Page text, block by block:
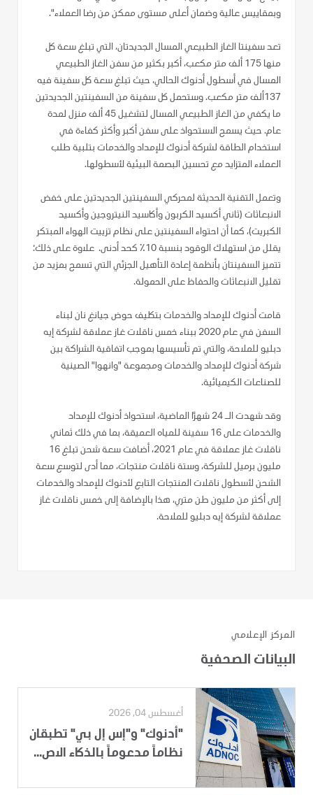
وبمقاييس عالية وضمان أعلى مستوى ممكن من رضا العملاء".
تعد سفينتا الغاز الطبيعي المسال الجديدتان، التي تبلغ سعة كل
منها 175 ألف متر مكعب، أكبر بكثير من سفن الغاز الطبيعي
المسال في أسطول أدنوك الحالي، حيث تبلغ سعة كل سفينة فيه
137ألف متر مكعب. وستحمل كل سفينة من السفينتين الجديدتين
ما يكفي من الغاز الطبيعي المسال لتشغيل 45 ألف منزل لمدة
عام. حيث يسمح الاستحواذ على سفن أكبر وأكثر كفاءة في
استخدام الطاقة لشركة أدنوك للإمداد والخدمات بتلبية طلب
العملاء المتزايد مع تحسين البصمة البيئية لأسطولها.
وتعمل التقنية الحديثة لمحركي السفينتين الجديدتين على خفض
الانبعاثات (ثاني أكسيد الكربون وأكاسيد النيتروجين وأكسيد
الكبريت)، كما أن احتواء السفينتين على نظام تزييت الهواء المبتكر
يقلل من استهلاك الوقود بنسبة 10٪ كحد أدنى. علاوة على ذلك؛
تتميز السفينتان بأنظمة إعادة التأهيل الجزئي التي تسمح بمزيد من
تقليل الانبعاثات والحفاظ على الحمولة.
قامت أدنوك للإمداد والخدمات بتكليف حوض جيانغ نان لبناء
السفن في عام 2020 ببناء خمس ناقلات غاز عملاقة لشركة إيه
دبليو للملاحة، والتي تم تأسيسها بموجب اتفاقية الشراكة بين
شركة أدنوك للإمداد والخدمات ومجموعة "وانهوا" الصينية
للصناعات الكيميائية.
وقد شهدت الـ 24 شهرًا الماضية، استحواذ أدنوك للإمداد
والخدمات على 16 سفينة للمياه العميقة، بما في ذلك ثماني
ناقلات غاز عملاقة في عام 2021، أضافت سعة شحن تبلغ 16
مليون برميل للشركة، وستة ناقلات منتجات، مما أدى لتوسع سعة
الشحن لأسطول ناقلات المنتجات التابع لأدنوك للإمداد والخدمات
إلى أكثر من مليون طن متري، هذا بالإضافة إلى خمس ناقلات غاز
عملاقة لشركة إيه دبليو للملاحة.
المركز الإعلامي
البيانات الصحفية
أغسطس 04, 2026
"أدنوك" و"إس إل بي" تطبقان
نظاماً مدعوماً بالذكاء الاص...